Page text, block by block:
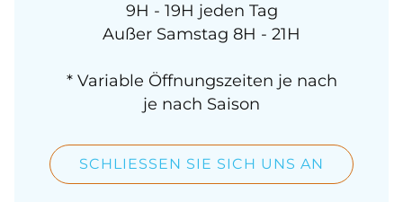
9H - 19H jeden Tag
Außer Samstag 8H - 21H
* Variable Öffnungszeiten je nach
je nach Saison
SCHLIESSEN SIE SICH UNS AN